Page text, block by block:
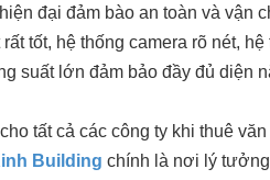
đại đảm bào an toàn và vận
tốt, hệ thống camera rõ nét,
suất lớn đảm bảo đầy đủ diện
tất cả các công ty khi thuê
Building chính là nơi lý